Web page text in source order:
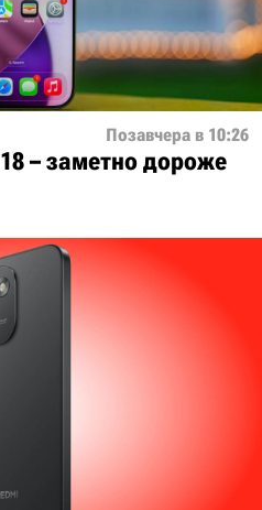
Позавчера в 10:26
– заметно дороже